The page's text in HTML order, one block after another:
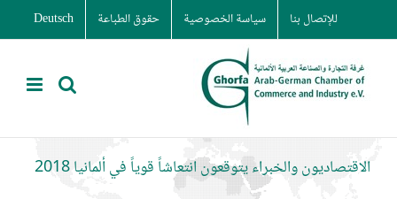
to
content
للإتصال بنا سياسة الخصوصية حقوق الطباعة Deutsch
الاقتصاديون والخبراء يتوقعون انتعاشاً قوياً في ألمانيا 2018